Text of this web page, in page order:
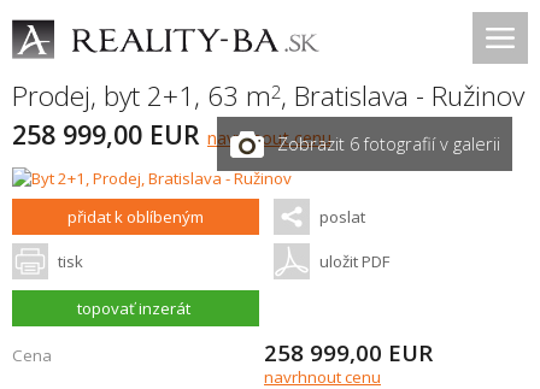
Prodej, byt 2+1, 63 m2, Bratislava - Ružinov
258 999,00 EUR navrhnout cenuZobrazit 6 fotografií v galerii
přidat k oblíbeným poslat
tisk uložit PDF
topovať inzerát
Cena 258 999,00 EUR
navrhnout cenu